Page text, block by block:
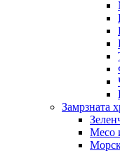
Замрзната
Месо